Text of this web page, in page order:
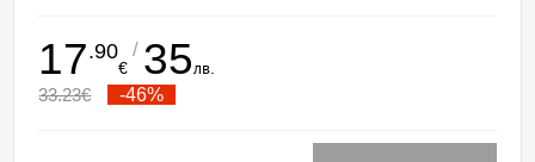
17.90
€
/ 35лв.
33.23€ -46%